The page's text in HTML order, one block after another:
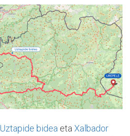
Uztapide bidea eta Xalbador